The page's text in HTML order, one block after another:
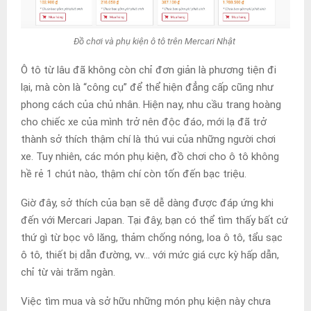
Đồ chơi và phụ kiện ô tô trên Mercari Nhật
Ô tô từ lâu đã không còn chỉ đơn giản là phương tiện đi
lại, mà còn là “công cụ” để thể hiện đẳng cấp cũng như
phong cách của chủ nhân. Hiện nay, nhu cầu trang hoàng
cho chiếc xe của mình trở nên độc đáo, mới lạ đã trở
thành sở thích thậm chí là thú vui của những người chơi
xe. Tuy nhiên, các món phụ kiện, đồ chơi cho ô tô không
hề rẻ 1 chút nào, thậm chí còn tốn đến bạc triệu.
Giờ đây, sở thích của bạn sẽ dễ dàng được đáp ứng khi
đến với Mercari Japan. Tại đây, bạn có thể tìm thấy bất cứ
thứ gì từ bọc vô lăng, thảm chống nóng, loa ô tô, tẩu sạc
ô tô, thiết bị dẫn đường, vv… với mức giá cực kỳ hấp dẫn,
chỉ từ vài trăm ngàn.
Việc tìm mua và sở hữu những món phụ kiện này chưa